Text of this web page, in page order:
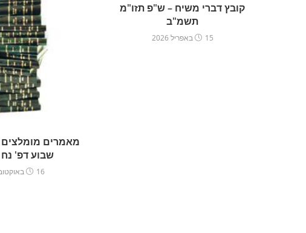
מאמרים מומלצים
שבוע דפ'
16 באוקטובר 2020
קובץ דברי משיח – ש"פ תזו"מ
תשמ"ב
15 באפריל 2026